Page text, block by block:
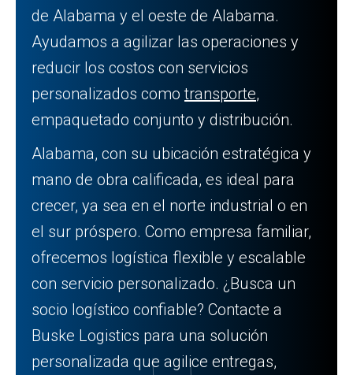
de Alabama y el oeste de Alabama.
Ayudamos a agilizar las operaciones y
reducir los costos con servicios
personalizados comotransporte,
empaquetado conjunto y distribución.
Alabama, con su ubicación estratégica y
mano de obra calificada, es ideal para
crecer, ya sea en el norte industrial o en
el sur próspero. Como empresa familiar,
ofrecemos logística flexible y escalable
con servicio personalizado. ¿Busca un
socio logístico confiable? Contacte a
Buske Logistics para una solución
personalizada que agilice entregas,